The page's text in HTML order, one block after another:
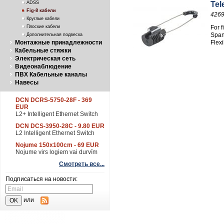
ADSS
Fig-8 кабели
Круглые кабели
Плоские кабели
Дополнительная подвеска
Монтажные принадлежности
Кабельные стяжки
Электрическая сеть
Видеонаблюдение
ПВХ Кабельные каналы
Навесы
DCN DCRS-5750-28F - 369
EUR
L2+ Intelligent Ethernet Switch
DCN DCS-3950-28C - 9.80 EUR
L2 Intelligent Ethernet Switch
Nojume 150x100cm - 69 EUR
Nojume virs logiem vai durvīm
Смотреть все...
Подписаться на новости:
или
4269
For